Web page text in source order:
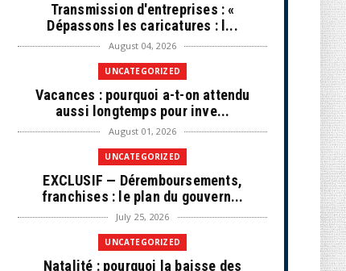
Transmission d'entreprises : «
Dépassons les caricatures : l...
August 04, 2026
UNCATEGORIZED
Vacances : pourquoi a-t-on attendu
aussi longtemps pour inve...
August 01, 2026
UNCATEGORIZED
EXCLUSIF — Déremboursements,
franchises : le plan du gouvern...
July 25, 2026
UNCATEGORIZED
Natalité : pourquoi la baisse des